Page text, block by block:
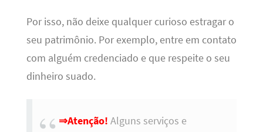
Por isso, não deixe qualquer curioso estragar o
seu patrimônio. Por exemplo, entre em contato
com alguém credenciado e que respeite o seu
dinheiro suado.
⇒Atenção! Alguns serviços e